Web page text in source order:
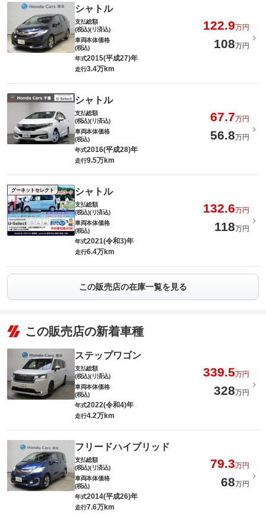
シャトル
支払総額
(税込)(リ済込)
122.9万円
車両本体価格
(税込)
108万円
年式2015(平成27)年
走行3.4万km
シャトル
支払総額
(税込)(リ済込)
67.7万円
車両本体価格
(税込)
56.8万円
年式2016(平成28)年
走行9.5万km
グーネットセレクト シャトル
支払総額
(税込)(リ済込)
132.6万円
車両本体価格
(税込)
118万円
年式2021(令和3)年
走行6.4万km
この販売店の在庫一覧を見る
この販売店の新着車種
ステップワゴン
支払総額
(税込)(リ済込)
339.5万円
車両本体価格
(税込)
328万円
年式2022(令和4)年
走行4.2万km
フリードハイブリッド
支払総額
(税込)(リ済込)
79.3万円
車両本体価格
(税込)
68万円
年式2014(平成26)年
走行7.6万km